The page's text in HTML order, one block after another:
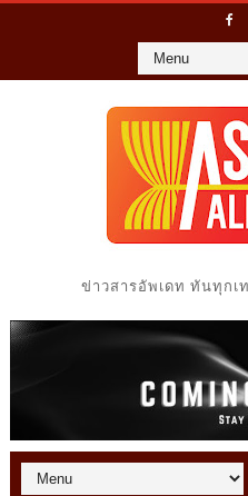
ข่าวสารอัพเดท ทันทุกเ